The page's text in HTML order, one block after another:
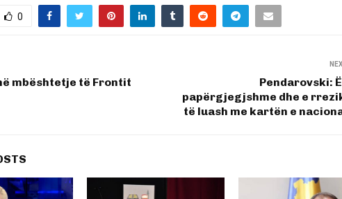
0
mbështetje të Frontit
Pendarovski:
papërgjegjshme dhe e
të luash me kartën e